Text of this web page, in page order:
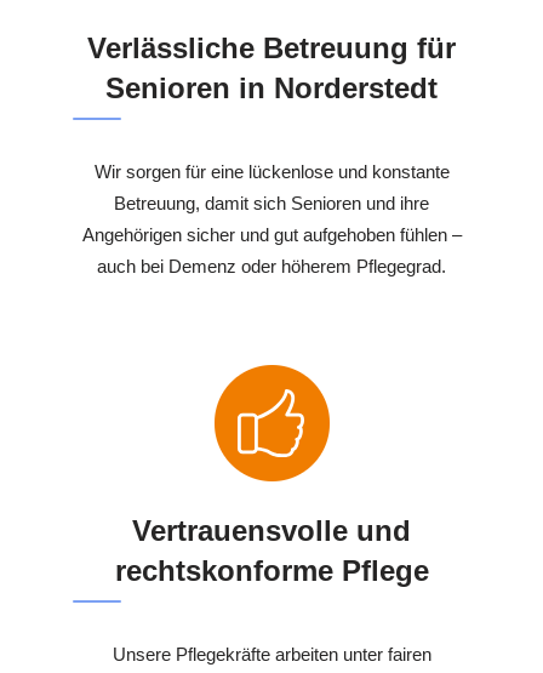
Verlässliche Betreuung für
Senioren in Norderstedt
Wir sorgen für eine lückenlose und konstante
Betreuung, damit sich Senioren und ihre
Angehörigen sicher und gut aufgehoben fühlen –
auch bei Demenz oder höherem Pflegegrad.
Vertrauensvolle und
rechtskonforme Pflege
Unsere Pflegekräfte arbeiten unter fairen